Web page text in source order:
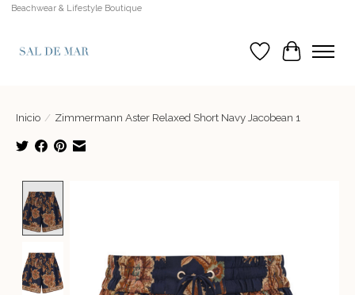
Beachwear & Lifestyle Boutique
Lista de deseos
Cesta
Inicio / Zimmermann Aster Relaxed Short Navy Jacobean 1